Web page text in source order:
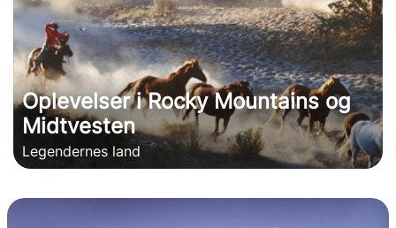
Oplevelser i Rocky Mountains og
Midtvesten
Legendernes land